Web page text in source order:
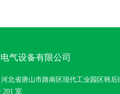
气设备有限公司
北省唐山市路南区现代工业园区韩后
201 室